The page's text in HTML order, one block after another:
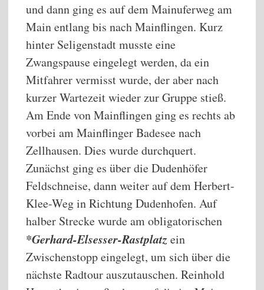
und dann ging es auf dem Mainuferweg am
Main entlang bis nach Mainflingen. Kurz
hinter Seligenstadt musste eine
Zwangspause eingelegt werden, da ein
Mitfahrer vermisst wurde, der aber nach
kurzer Wartezeit wieder zur Gruppe stieß.
Am Ende von Mainflingen ging es rechts ab
vorbei am Mainflinger Badesee nach
Zellhausen. Dies wurde durchquert.
Zunächst ging es über die Dudenhöfer
Feldschneise, dann weiter auf dem Herbert-
Klee-Weg in Richtung Dudenhofen. Auf
halber Strecke wurde am obligatorischen
*Gerhard-Elsesser-Rastplatzein
Zwischenstopp eingelegt, um sich über die
nächste Radtour auszutauschen. Reinhold